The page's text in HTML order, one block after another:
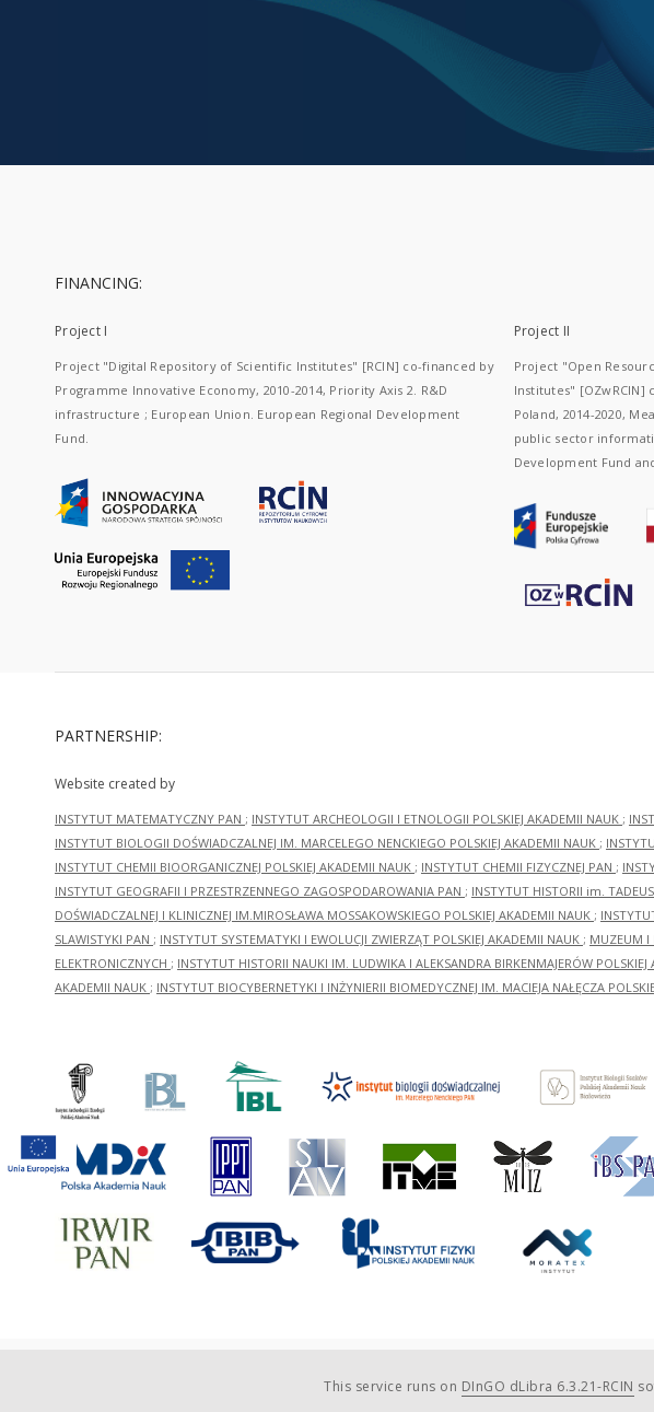
FINANCING:
Project I
Project "Digital Repository of Scientific Institutes" [RCIN] co-financed by
Programme Innovative Economy, 2010-2014, Priority Axis 2. R&D
infrastructure ; European Union. European Regional Development
Fund.
Project II
Project "Open
Institutes" [OZwRCIN]
Poland, 2014-2020,
public sector
Development Fund
PARTNERSHIP:
Website created by
INSTYTUT MATEMATYCZNY PAN ; INSTYTUT ARCHEOLOGII I ETNOLOGII POLSKIEJ AKADEMII NAUK ;
INSTYTUT BIOLOGII DOŚWIADCZALNEJ IM. MARCELEGO NENCKIEGO POLSKIEJ AKADEMII NAUK ;
INSTYTUT CHEMII BIOORGANICZNEJ POLSKIEJ AKADEMII NAUK ; INSTYTUT CHEMII FIZYCZNEJ PAN ;
INSTYTUT GEOGRAFII I PRZESTRZENNEGO ZAGOSPODAROWANIA PAN ; INSTYTUT HISTORII im.
DOŚWIADCZALNEJ I KLINICZNEJ IM.MIROSŁAWA MOSSAKOWSKIEGO POLSKIEJ AKADEMII NAUK ;
SLAWISTYKI PAN ; INSTYTUT SYSTEMATYKI I EWOLUCJI ZWIERZĄT POLSKIEJ AKADEMII NAUK ; MUZEUM I
ELEKTRONICZNYCH ; INSTYTUT HISTORII NAUKI IM. LUDWIKA I ALEKSANDRA BIRKENMAJERÓW
AKADEMII NAUK ; INSTYTUT BIOCYBERNETYKI I INŻYNIERII BIOMEDYCZNEJ IM. MACIEJA NAŁĘCZA
This service runs on DInGO dLibra 6.3.21-RCIN